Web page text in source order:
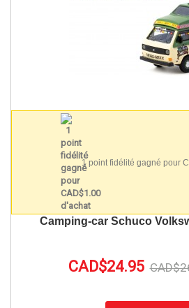
1 point fidélité gagné pour
Camping-car Schuco
CAD$24.95